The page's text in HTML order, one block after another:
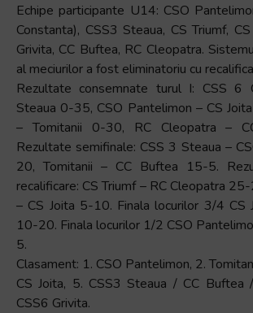
Echipe participante U14: CSO
Constanta), CSS3 Steaua, CS Triumf,
Grivita, CC Buftea, RC Cleopatra.
al meciurilor a fost eliminatoriu cu
Rezultate consemnate turul I: CSS 6
Steaua 0-35, CSO Pantelimon – CS
– Tomitanii 0-30, RC Cleopatra –
Rezultate semifinale: CSS 3 Steaua –
20, Tomitanii – CC Buftea 15-5.
recalificare: CS Triumf – RC Cleopatra
– CS Joita 5-10. Finala locurilor 3/4 CS
10-20. Finala locurilor 1/2 CSO
5.
Clasament: 1. CSO Pantelimon, 2.
CS Joita, 5. CSS3 Steaua / CC Buftea
CSS6 Grivita.